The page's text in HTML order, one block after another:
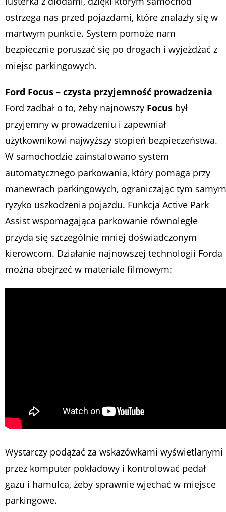
ostrzega nas przed pojazdami, które znalazły się w
martwym punkcie. System pomoże nam
bezpiecznie poruszać się po drogach i wyjeżdżać z
miejsc parkingowych.
Ford Focus – czysta przyjemność prowadzenia
Ford zadbał o to, żeby najnowszy Focus był
przyjemny w prowadzeniu i zapewniał
użytkownikowi najwyższy stopień bezpieczeństwa.
W samochodzie zainstalowano system
automatycznego parkowania, który pomaga przy
manewrach parkingowych, ograniczając tym samym
ryzyko uszkodzenia pojazdu. Funkcja Active Park
Assist wspomagająca parkowanie równoległe
przyda się szczególnie mniej doświadczonym
kierowcom. Działanie najnowszej technologii Forda
można obejrzeć w materiale filmowym:
Wystarczy podążać za wskazówkami wyświetlanymi
przez komputer pokładowy i kontrolować pedał
gazu i hamulca, żeby sprawnie wjechać w miejsce
parkingowe.